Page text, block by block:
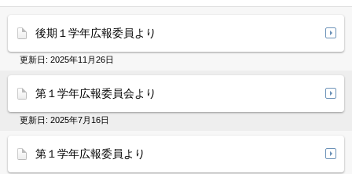
後期１学年広報委員より
更新日: 2025年11月26日
第１学年広報委員会より
更新日: 2025年7月16日
第１学年広報委員より